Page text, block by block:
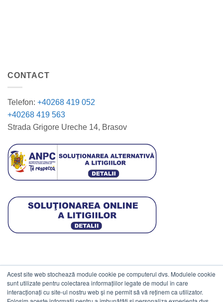
Acest site web stochează module cookie pe computerul dvs. Modulele cookie
sunt utilizate pentru colectarea informațiilor legate de modul în care
interacționați cu site-ul nostru web și ne permit să vă reținem ca utilizator.
CONTACT
Telefon: +40268 419 052
+40268 419 563
Strada Grigore Ureche 14, Brasov
DATE COMERCIALE